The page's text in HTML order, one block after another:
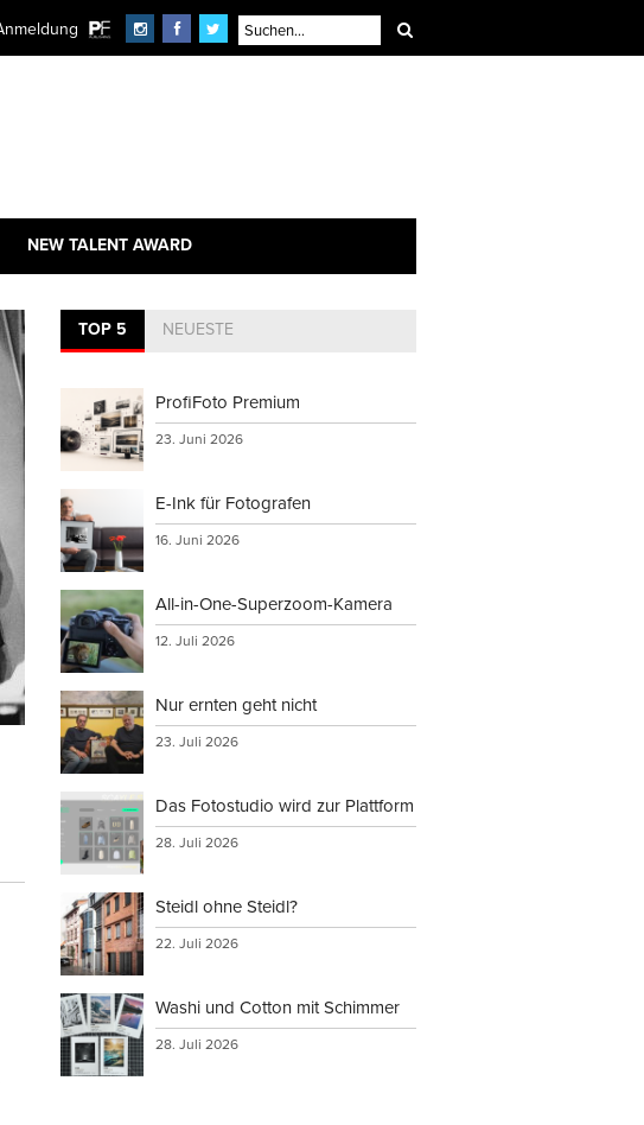
NEW TALENT AWARD
TOP 5 NEUESTE
ProfiFoto Premium
23. Juni 2026
E-Ink für Fotografen
16. Juni 2026
All-in-One-Superzoom-Kamera
12. Juli 2026
Nur ernten geht nicht
23. Juli 2026
Das Fotostudio wird zur Plattform
28. Juli 2026
Steidl ohne Steidl?
22. Juli 2026
Washi und Cotton mit Schimmer
28. Juli 2026